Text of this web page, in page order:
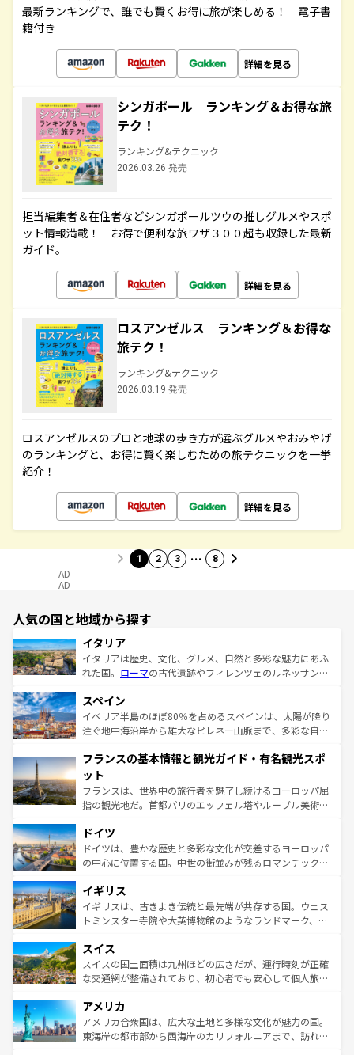
最新ランキングで、誰でも賢くお得に旅が楽しめる！ 電子書
籍付き
詳細を見る
シンガポール ランキング＆お得な旅
テク！
ランキング&テクニック
2026.03.26 発売
担当編集者＆在住者などシンガポールツウの推しグルメやスポ
ット情報満載！ お得で便利な旅ワザ３００超も収録した最新
ガイド。
詳細を見る
ロスアンゼルス ランキング＆お得な
旅テク！
ランキング&テクニック
2026.03.19 発売
ロスアンゼルスのプロと地球の歩き方が選ぶグルメやおみやげ
のランキングと、お得に賢く楽しむための旅テクニックを一挙
紹介！
詳細を見る
1 2 3 … 8
AD
AD
人気の国と地域から探す
イタリア
イタリアは歴史、文化、グルメ、自然と多彩な魅力にあふ
れた国。 ローマの古代遺跡やフィレンツェのルネッサンス
ろん、トスカーナの美しい田園風景やアマルフィ海岸の絶
景など、自然景観も見逃せない。観光の合間には、本場の
ピザやパスタなど、絶品のイタリア料理を堪能することも
ませてくれるイタリアで、忘れられない旅をしてみよう！
なお、新着のイタリア情報は
しい。
スペイン
イベリア半島のほぼ80％を占めるスペインは、太陽が降り
注ぐ地中海沿岸から雄大なピレネー山脈まで、多彩な自然
文化が根付くこの国では、情熱的なフラメンコ、熱気あふ
れる闘牛、そして美味しいタパスが生活の一部となってい
る。首都マドリードの洗練された雰囲気や、バルセロナの
アートに溢れた街角から、地方では古代ローマ遺跡や中世
せる。地方によって風土や気候が異なるスペインはその個
性で訪れる人を魅了する。 なお、新着のスペイン情報は コ
ンテンツ一覧を参照してほしい。
フランスの基本情報と観光ガイド・有名観光スポ
ット
フランスは、世界中の旅行者を魅了し続けるヨーロッパ屈
指の観光地だ。首都パリのエッフェル塔やルーブル美術館
で、幅広い魅力が詰まっている。華麗な宮殿、歴史的な大
聖堂、美しいビーチ、そして豊かな自然が、訪れる者を心
から魅了する。また、フランスは美食の国としても知ら
いる。シャンパンの発祥地であるランス、プロヴァンスの
香り高いラベンダー畑など、多彩な楽しみ方が可能だ。さ
らに、パリ以外の地域にも魅力が溢れており、どの街角に
れる地方に足を運ぶとそれぞれで全く異なる文化を体験で
きるだろう。 なお、新着のフランス情報はコンテンツ一覧
を参照してほしい。
ドイツ
ドイツは、豊かな歴史と多彩な文化が交差するヨーロッパ
の中心に位置する国。中世の街並みが残るロマンチック街
顔を持つこの国は、どこを歩いても飽きることがない。ベ
ルリンの文化的活気、バイエルン州のアルプスの絶景、そ
してライン川沿いのワイン畑といった風景は必見。ビール
は、お酒好きな人にはぜひ体験してほしい。 なお、新着の
ドイツ情報はコンテンツ一覧を参照してほしい。
イギリス
イギリスは、古きよき伝統と最先端が共存する国。ウェス
トミンスター寺院や大英博物館のようなランドマーク、歴
リアごとに異なる魅力がある。また、優雅なアフタヌーン
ティー、ビール好きにはたまらない英国パブ、サッカー観
戦など、本場だからこそできる体験も豊富。イギリスを旅
ンツ一覧を参照してほしい。
スイス
スイスの国土面積は九州ほどの広さだが、運行時刻が正確
な交通網が整備されており、初心者でも安心して個人旅行
の建物がそのまま残る町や、スイスならではのユニークな
博物館もあり、アルプス観光だけでなく町歩きも満喫する
ことができる。国民の所得が高いため物価も高いが、旅行
アメリカ
アメリカ合衆国は、広大な土地と多様な文化が魅力の国。
東海岸の都市部から西海岸のカリフォルニアまで、訪れる